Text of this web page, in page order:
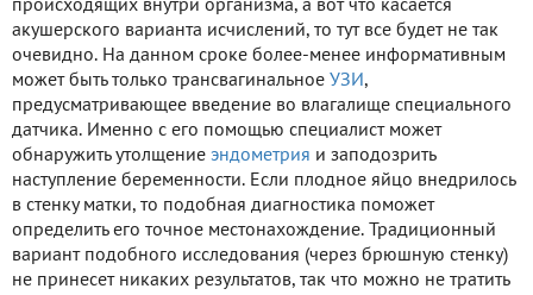
происходящих внутри организма, а вот что касается
акушерского варианта исчислений, то тут все будет не так
очевидно. На данном сроке более-менее информативным
может быть только трансвагинальное УЗИ ,
предусматривающее введение во влагалище специального
датчика. Именно с его помощью специалист может
обнаружить утолщение эндометрия и заподозрить
наступление беременности. Если плодное яйцо внедрилось
в стенку матки, то подобная диагностика поможет
определить его точное местонахождение. Традиционный
вариант подобного исследования (через брюшную стенку)
не принесет никаких результатов, так что можно не тратить